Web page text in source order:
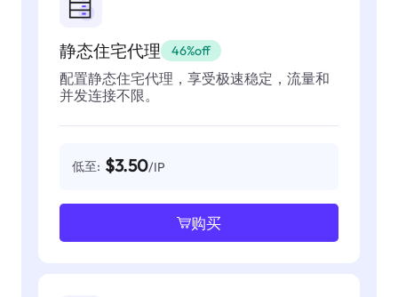
静态住宅代理 46%off
配置静态住宅代理，享受极速稳定，流量和
并发连接不限。
低至: $3.50/IP
购买